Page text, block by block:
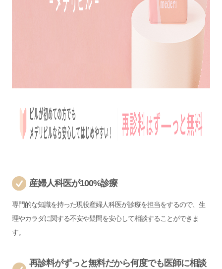
産婦人科医が100%診療
専門的な知識を持った現役産婦人科医が診療を担当をするので、生
理やカラダに関する不安や疑問を安心して相談することができま
す。
再診料がずっと無料だから何度でも医師に相談